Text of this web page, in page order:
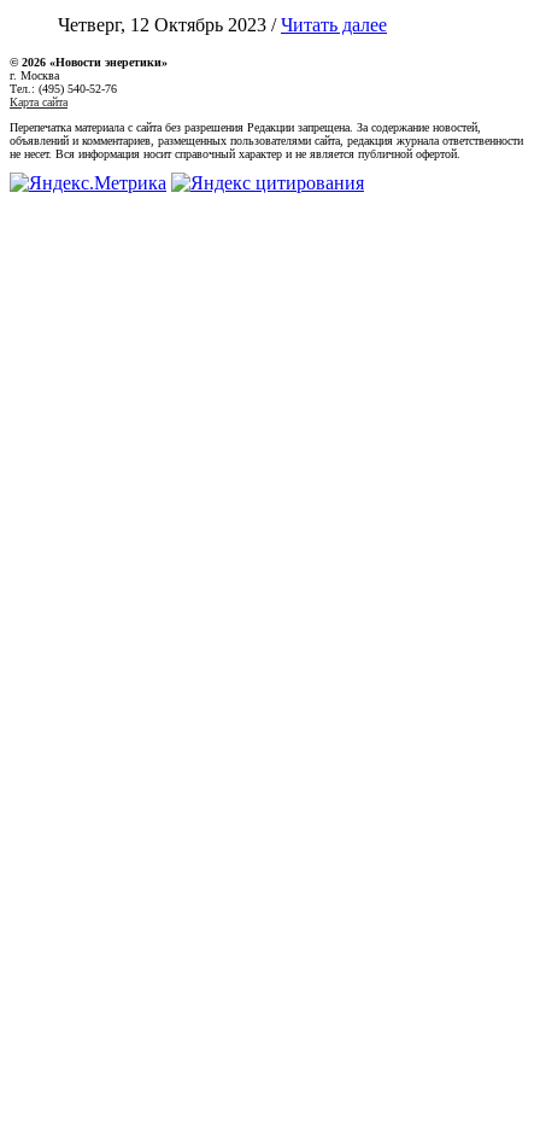
Четверг, 12 Октябрь 2023 /Читать далее
© 2026 «Новости энеретики»
г. Москва
Тел.: (495) 540-52-76
Карта сайта
Перепечатка материала с сайта без разрешения Редакции запрещена. За содержание новостей,
объявлений и комментариев, размещенных пользователями сайта, редакция журнала ответственности
не несет. Вся информация носит справочный характер и не является публичной офертой.